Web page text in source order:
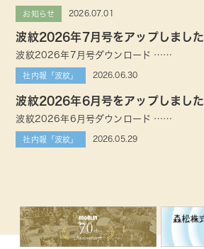
お知らせ 2026.07.01
波紋2026年7月号をアップしました
波紋2026年7月号ダウンロード ……
社内報「波紋」 2026.06.30
波紋2026年6月号をアップしました
波紋2026年6月号ダウンロード ……
社内報「波紋」 2026.05.29